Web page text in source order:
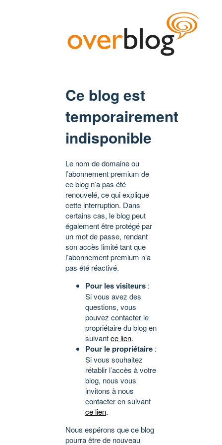
Ce blog est
temporairement
indisponible
Le nom de domaine ou
l’abonnement premium de
ce blog n’a pas été
renouvelé, ce qui explique
cette interruption. Dans
certains cas, le blog peut
également être protégé par
un mot de passe, rendant
son accès limité tant que
l’abonnement premium n’a
pas été réactivé.
Pour les visiteurs :
Si vous avez des
questions, vous
pouvez contacter le
propriétaire du blog en
suivantce lien.
Pour le propriétaire :
Si vous souhaitez
rétablir l’accès à votre
blog, nous vous
invitons à nous
contacter en suivant
ce lien.
Nous espérons que ce blog
pourra être de nouveau